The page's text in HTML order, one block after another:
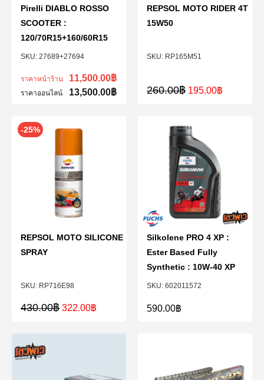
27689+27694
Pirelli DIABLO ROSSO
SCOOTER :
120/70R15+160/60R15
ราคาหน้าร้าน 11,500.00฿
ราคาออนไลน์ 13,500.00฿
RP165M51
REPSOL MOTO RIDER 4T
15W50
260.00฿ 195.00฿
-25%
RP716E98
REPSOL MOTO SILICONE
SPRAY
430.00฿ 322.00฿
602011572
Silkolene PRO 4 XP :
Ester Based Fully
Synthetic : 10W-40 XP
590.00฿